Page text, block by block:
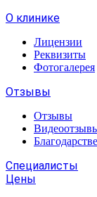
О клинике
Лицензии
Реквизиты
Фотогалерея
Отзывы
Отзывы
Специалисты
Цены